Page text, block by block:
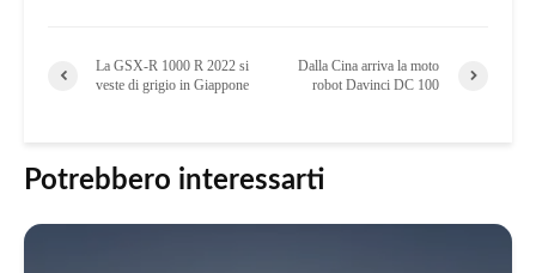
La GSX-R 1000 R 2022 si
veste di grigio in Giappone
Dalla Cina arriva la moto
robot Davinci DC 100
Potrebbero interessarti